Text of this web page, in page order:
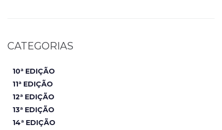
CATEGORIAS
10ª EDIÇÃO
11ª EDIÇÃO
12ª EDIÇÃO
13ª EDIÇÃO
14ª EDIÇÃO